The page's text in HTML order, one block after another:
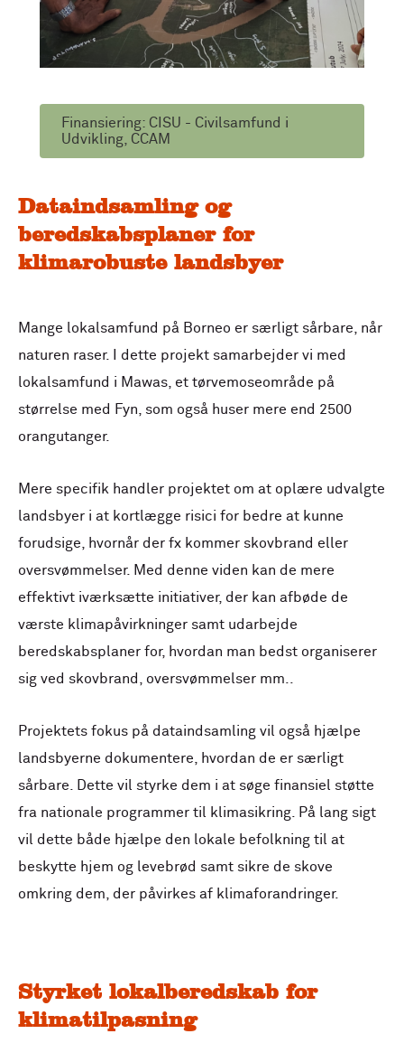
Finansiering: CISU - Civilsamfund i
Udvikling, CCAM
Dataindsamling og
beredskabsplaner for
klimarobuste landsbyer
Mange lokalsamfund på Borneo er særligt sårbare, når
naturen raser. I dette projekt samarbejder vi med
lokalsamfund i Mawas, et tørvemoseområde på
størrelse med Fyn, som også huser mere end 2500
orangutanger.
Mere specifik handler projektet om at oplære udvalgte
landsbyer i at kortlægge risici for bedre at kunne
forudsige, hvornår der fx kommer skovbrand eller
oversvømmelser. Med denne viden kan de mere
effektivt iværksætte initiativer, der kan afbøde de
værste klimapåvirkninger samt udarbejde
beredskabsplaner for, hvordan man bedst organiserer
sig ved skovbrand, oversvømmelser mm..
Projektets fokus på dataindsamling vil også hjælpe
landsbyerne dokumentere, hvordan de er særligt
sårbare. Dette vil styrke dem i at søge finansiel støtte
fra nationale programmer til klimasikring. På lang sigt
vil dette både hjælpe den lokale befolkning til at
beskytte hjem og levebrød samt sikre de skove
omkring dem, der påvirkes af klimaforandringer.
Styrket lokalberedskab for
klimatilpasning